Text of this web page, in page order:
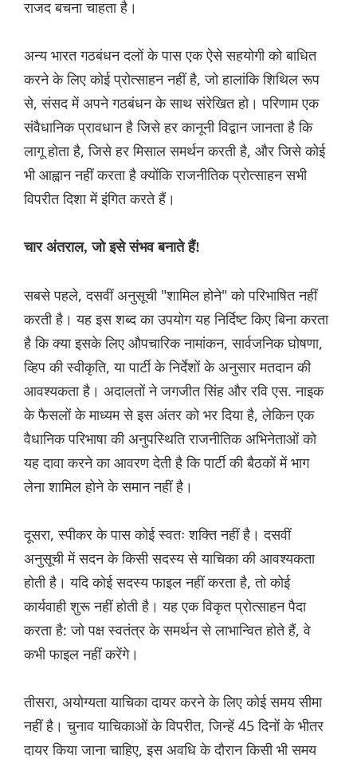
राजद बचना चाहता है।
अन्य भारत गठबंधन दलों के पास एक ऐसे सहयोगी को बाधित
करने के लिए कोई प्रोत्साहन नहीं है, जो हालांकि शिथिल रूप
से, संसद में अपने गठबंधन के साथ संरेखित हो। परिणाम एक
संवैधानिक प्रावधान है जिसे हर कानूनी विद्वान जानता है कि
लागू होता है, जिसे हर मिसाल समर्थन करती है, और जिसे कोई
भी आह्वान नहीं करता है क्योंकि राजनीतिक प्रोत्साहन सभी
विपरीत दिशा में इंगित करते हैं।
चार अंतराल, जो इसे संभव बनाते हैं!
सबसे पहले, दसवीं अनुसूची "शामिल होने" को परिभाषित नहीं
करती है। यह इस शब्द का उपयोग यह निर्दिष्ट किए बिना करता
है कि क्या इसके लिए औपचारिक नामांकन, सार्वजनिक घोषणा,
व्हिप की स्वीकृति, या पार्टी के निर्देशों के अनुसार मतदान की
आवश्यकता है। अदालतों ने जगजीत सिंह और रवि एस. नाइक
के फैसलों के माध्यम से इस अंतर को भर दिया है, लेकिन एक
वैधानिक परिभाषा की अनुपस्थिति राजनीतिक अभिनेताओं को
यह दावा करने का आवरण देती है कि पार्टी की बैठकों में भाग
लेना शामिल होने के समान नहीं है।
दूसरा, स्पीकर के पास कोई स्वतः शक्ति नहीं है। दसवीं
अनुसूची में सदन के किसी सदस्य से याचिका की आवश्यकता
होती है। यदि कोई सदस्य फाइल नहीं करता है, तो कोई
कार्यवाही शुरू नहीं होती है। यह एक विकृत प्रोत्साहन पैदा
करता है: जो पक्ष स्वतंत्र के समर्थन से लाभान्वित होते हैं, वे
कभी फाइल नहीं करेंगे।
तीसरा, अयोग्यता याचिका दायर करने के लिए कोई समय सीमा
नहीं है। चुनाव याचिकाओं के विपरीत, जिन्हें 45 दिनों के भीतर
दायर किया जाना चाहिए, इस अवधि के दौरान किसी भी समय